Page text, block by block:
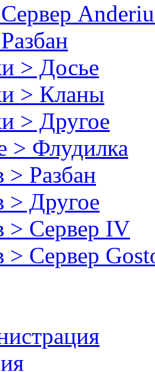
> Досье
> Кланы
> Другое
> Флудилка
Разбан
> Другое
> Сервер IV
> Сервер